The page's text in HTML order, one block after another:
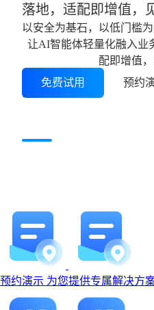
落地，适配即增值，
以安全为基石，以低门槛
让AI智能体轻量化融入业
配即增值
免费试用
预约
预约演示 为您提供专属解决方